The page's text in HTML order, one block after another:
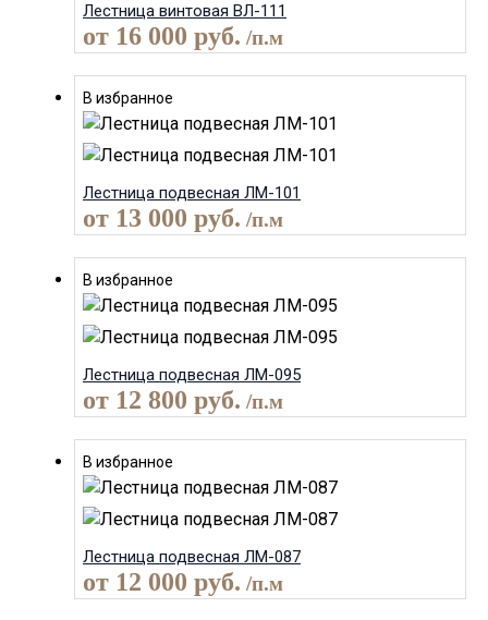
Лестница винтовая ВЛ-111
от 16 000 руб. /п.м
В избранное
Лестница подвесная ЛМ-101
от 13 000 руб. /п.м
В избранное
Лестница подвесная ЛМ-095
от 12 800 руб. /п.м
В избранное
Лестница подвесная ЛМ-087
от 12 000 руб. /п.м